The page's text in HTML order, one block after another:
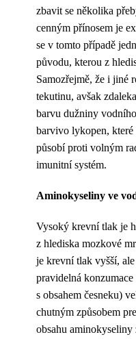
zbavit se několika
cenným přínosem je
se v tomto případě
původu, kterou z
Samozřejmě, že i jiné
tekutinu, avšak
barvu dužniny
barvivo lykopen,
působí proti volným
imunitní systém.
Aminokyseliny ve
Vysoký krevní tlak je
z hlediska mozkové
je krevní tlak vyšší,
pravidelná
s obsahem česneku)
chutným způsobem
obsahu